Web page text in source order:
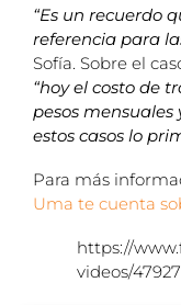
“Es un recuerdo
referencia para
Sofía. Sobre el
“hoy el costo de
pesos mensuales
estos casos lo
Para más
Uma te cuenta
https://
videos/